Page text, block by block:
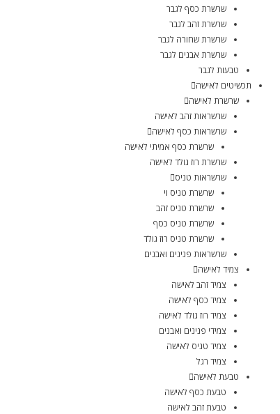
שרשרת כסף לגבר
שרשרת זהב לגבר
שרשרת שחורה לגבר
שרשרת אבנים לגבר
טבעות לגבר
תכשיטים לאישה
שרשרת לאישה
שרשראות זהב לאישה
שרשראות כסף לאישה
שרשרת כסף אמיתי לאישה
שרשרת רוז גולד לאישה
שרשראות טניס
שרשרת טניס וי
שרשרת טניס זהב
שרשרת טניס כסף
שרשרת טניס רוז גולד
שרשראות פנינים ואבנים
צמיד לאישה
צמיד זהב לאישה
צמיד כסף לאישה
צמיד רוז גולד לאישה
צמידי פנינים ואבנים
צמיד טניס לאישה
צמיד רגל
טבעת לאישה
טבעת כסף לאישה
טבעת זהב לאישה